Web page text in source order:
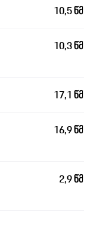
10,5 წმ
10,3 წმ
17,1 წმ
16,9 წმ
2,9 წმ